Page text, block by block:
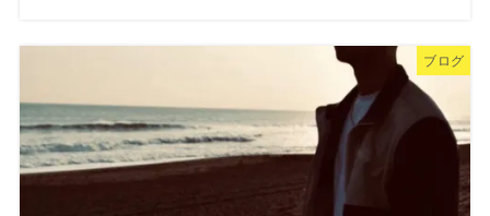
ブログ